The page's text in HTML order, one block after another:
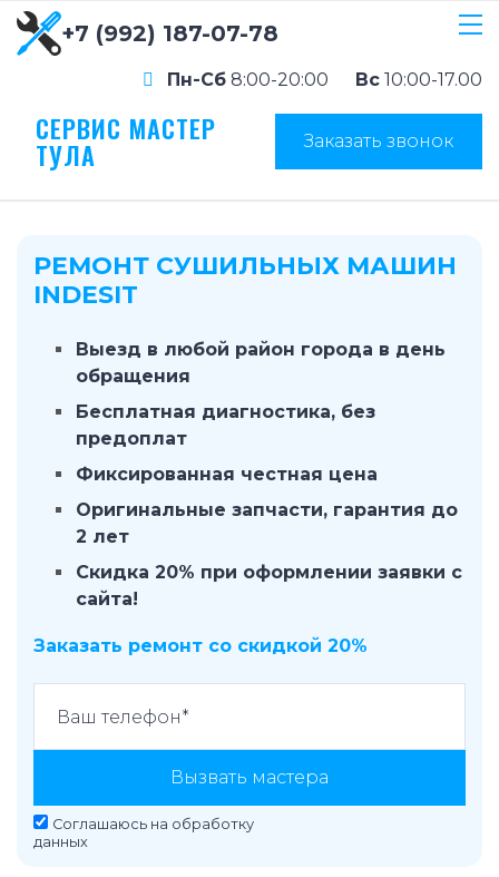
+7 (992) 187-07-78
Пн-Сб 8:00-20:00 Вс 10:00-17.00
СЕРВИС МАСТЕР
ТУЛА Заказать звонок
РЕМОНТ СУШИЛЬНЫХ МАШИН
INDESIT
Выезд в любой район города в день
обращения
Бесплатная диагностика, без
предоплат
Фиксированная честная цена
Оригинальные запчасти, гарантия до
2 лет
Скидка 20% при оформлении заявки с
сайта!
Заказать ремонт со скидкой 20%
Вызвать мастера
Соглашаюсь на обработку
данных